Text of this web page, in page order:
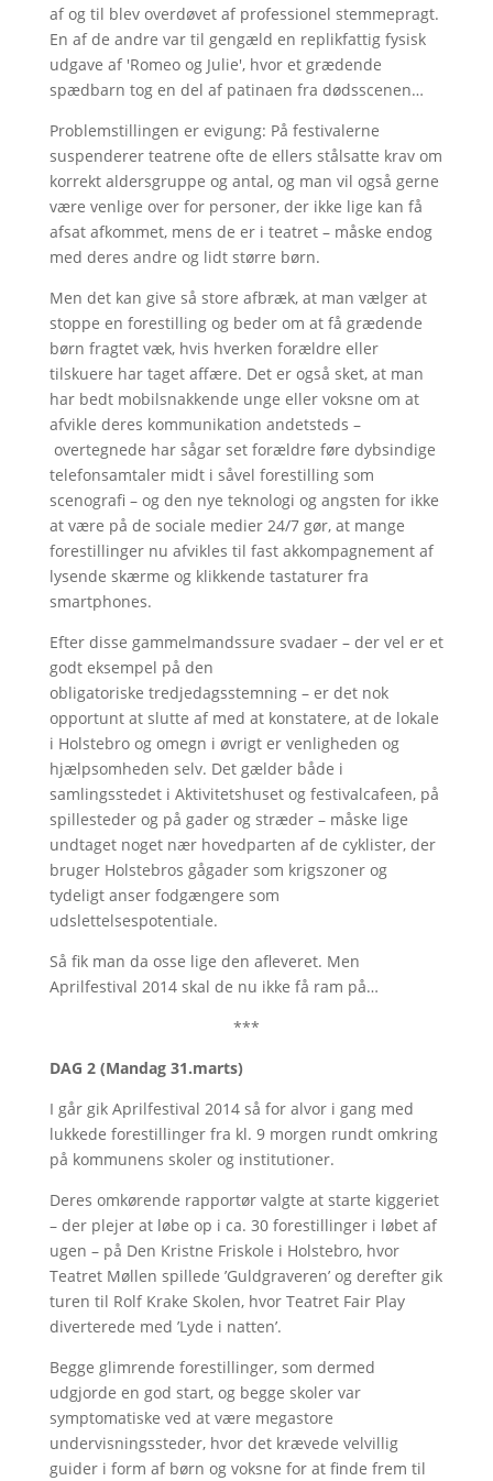
af og til blev overdøvet af professionel stemmepragt.
En af de andre var til gengæld en replikfattig fysisk
udgave af 'Romeo og Julie', hvor et grædende
spædbarn tog en del af patinaen fra dødsscenen…
Problemstillingen er evigung: På festivalerne
suspenderer teatrene ofte de ellers stålsatte krav om
korrekt aldersgruppe og antal, og man vil også gerne
være venlige over for personer, der ikke lige kan få
afsat afkommet, mens de er i teatret – måske endog
med deres andre og lidt større børn.
Men det kan give så store afbræk, at man vælger at
stoppe en forestilling og beder om at få grædende
børn fragtet væk, hvis hverken forældre eller
tilskuere har taget affære. Det er også sket, at man
har bedt mobilsnakkende unge eller voksne om at
afvikle deres kommunikation andetsteds –
overtegnede har sågar set forældre føre dybsindige
telefonsamtaler midt i såvel forestilling som
scenografi – og den nye teknologi og angsten for ikke
at være på de sociale medier 24/7 gør, at mange
forestillinger nu afvikles til fast akkompagnement af
lysende skærme og klikkende tastaturer fra
smartphones.
Efter disse gammelmandssure svadaer – der vel er et
godt eksempel på den
obligatoriske tredjedagsstemning – er det nok
opportunt at slutte af med at konstatere, at de lokale
i Holstebro og omegn i øvrigt er venligheden og
hjælpsomheden selv. Det gælder både i
samlingsstedet i Aktivitetshuset og festivalcafeen, på
spillesteder og på gader og stræder – måske lige
undtaget noget nær hovedparten af de cyklister, der
bruger Holstebros gågader som krigszoner og
tydeligt anser fodgængere som
udslettelsespotentiale.
Så fik man da osse lige den afleveret. Men
Aprilfestival 2014 skal de nu ikke få ram på…
***
DAG 2 (Mandag 31.marts)
I går gik Aprilfestival 2014 så for alvor i gang med
lukkede forestillinger fra kl. 9 morgen rundt omkring
på kommunens skoler og institutioner.
Deres omkørende rapportør valgte at starte kiggeriet
– der plejer at løbe op i ca. 30 forestillinger i løbet af
ugen – på Den Kristne Friskole i Holstebro, hvor
Teatret Møllen spillede ’Guldgraveren’ og derefter gik
turen til Rolf Krake Skolen, hvor Teatret Fair Play
diverterede med ’Lyde i natten’.
Begge glimrende forestillinger, som dermed
udgjorde en god start, og begge skoler var
symptomatiske ved at være megastore
undervisningssteder, hvor det krævede velvillig
guider i form af børn og voksne for at finde frem til